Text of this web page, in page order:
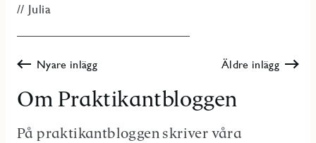
// Julia
Nyare inlägg Äldre inlägg
Om Praktikantbloggen
På praktikantbloggen skriver våra